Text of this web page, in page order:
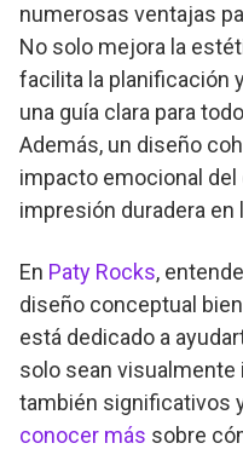
numerosas ventajas
No solo mejora la
facilita la planificación
una guía clara para
Además, un diseño
impacto emocional del
impresión duradera
En Paty Rocks,
diseño conceptual
está dedicado a
solo sean
también significativos
conocer más sobre